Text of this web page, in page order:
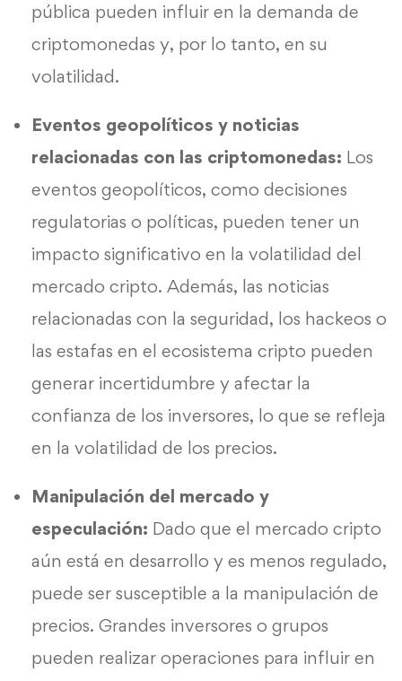
pública pueden influir en la demanda de
criptomonedas y, por lo tanto, en su
volatilidad.
Eventos geopolíticos y noticias
relacionadas con las criptomonedas: Los
eventos geopolíticos, como decisiones
regulatorias o políticas, pueden tener un
impacto significativo en la volatilidad del
mercado cripto. Además, las noticias
relacionadas con la seguridad, los hackeos o
las estafas en el ecosistema cripto pueden
generar incertidumbre y afectar la
confianza de los inversores, lo que se refleja
en la volatilidad de los precios.
Manipulación del mercado y
especulación: Dado que el mercado cripto
aún está en desarrollo y es menos regulado,
puede ser susceptible a la manipulación de
precios. Grandes inversores o grupos
pueden realizar operaciones para influir en